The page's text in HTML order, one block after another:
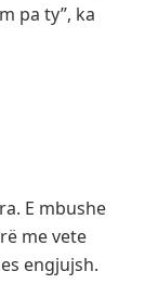
pa ty”, ka
E mbushe
me vete
engjujsh.